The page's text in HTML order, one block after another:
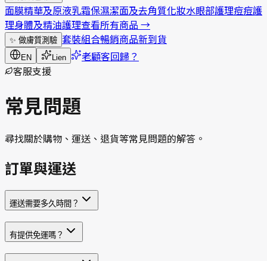
面膜精華及原液乳霜保濕潔面及去角質化妝水眼部護理痘痘護
理身體及精油護理查看所有商品 →
✨ 做膚質測驗 套裝組合暢銷商品新到貨
EN Lien
老顧客回歸？
客服支援
常見問題
尋找關於購物、運送、退貨等常見問題的解答。
訂單與運送
運送需要多久時間？
有提供免運嗎？